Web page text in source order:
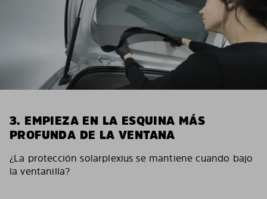
3. EMPIEZA EN LA ESQUINA MÁS
PROFUNDA DE LA VENTANA
¿La protección solarplexius se mantiene cuando bajo
la ventanilla?